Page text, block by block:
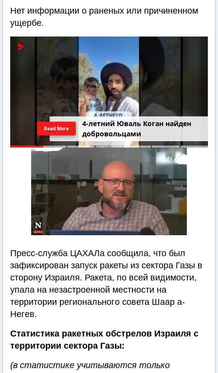
Нет информации о раненых или причиненном
ущербе.
4-летний Юваль Коган найден
добровольцами
Read More
Пресс-служба ЦАХАЛа сообщила, что был
зафиксирован запуск ракеты из сектора Газы в
сторону Израиля. Ракета, по всей видимости,
упала на незастроенной местности на
территории регионального совета Шаар а-
Негев.
Статистика ракетных обстрелов Израиля с
территории сектора Газы:
(в статистике учитываются только